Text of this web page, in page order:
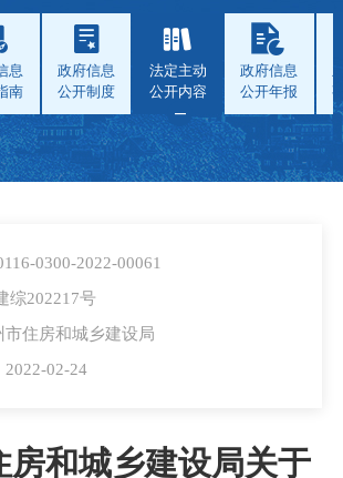
息
南
政府信息
公开制度
法定主动
公开内容
政府信息
公开年报
0300-2022-00061
综202217号
住房和城乡建设局
02-24
房和城乡建设局关于